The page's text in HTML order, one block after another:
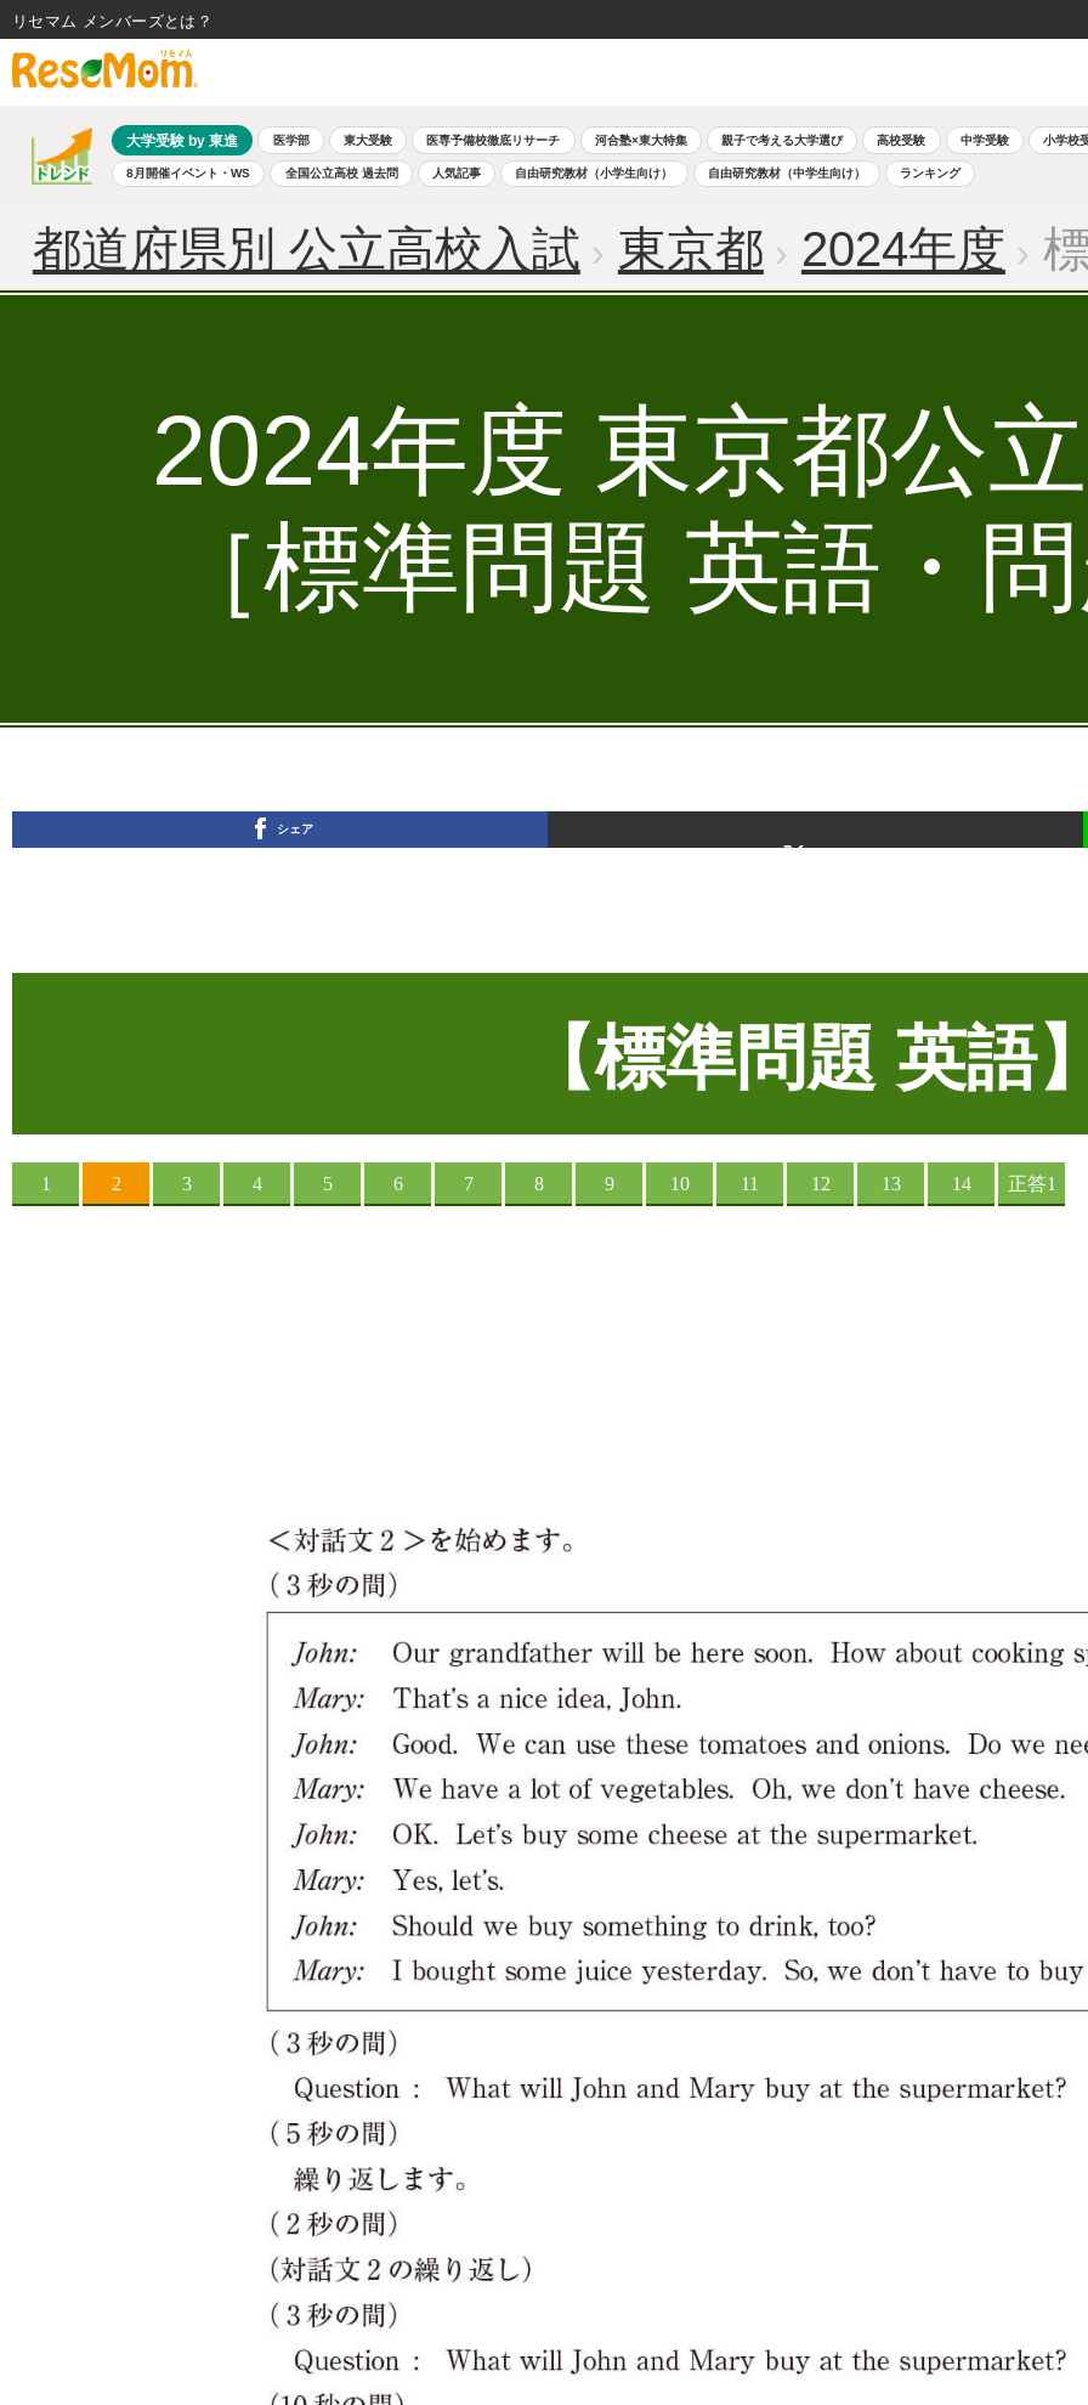
大学受験 by 東進 医学部 東大受験 医専予備校徹底リサーチ 河合塾×東大特集 親子で考える大学選び 高校受験 中学受験 小学校
8月開催イベント・WS 全国公立高校 過去問 人気記事 自由研究教材（小学生向け） 自由研究教材（中学生向け） ランキング
都道府県別 公立高校入試 東京都 2024年度
2024年度 東京都公
［標準問題 英語・
シェア
【標準問題 英語】
リセマム メンバーズ